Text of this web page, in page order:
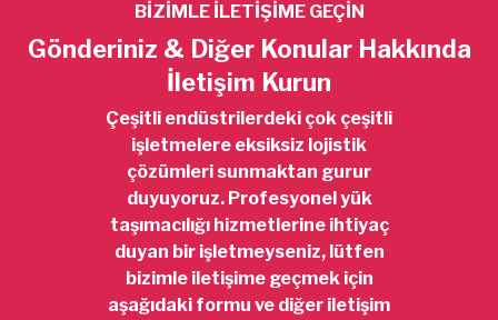
BİZİMLE İLETİŞİME GEÇİN
Gönderiniz & Diğer Konular Hakkında
İletişim Kurun
Çeşitli endüstrilerdeki çok çeşitli
işletmelere eksiksiz lojistik
çözümleri sunmaktan gurur
duyuyoruz. Profesyonel yük
taşımacılığı hizmetlerine ihtiyaç
duyan bir işletmeyseniz, lütfen
bizimle iletişime geçmek için
aşağıdaki formu ve diğer iletişim